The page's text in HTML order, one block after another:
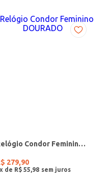
Relógio Condor Feminino DOURADO
279,90
x de R$ 55 98